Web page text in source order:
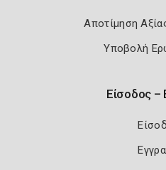
Αποτίμηση
Υποβολή
Είσοδος –